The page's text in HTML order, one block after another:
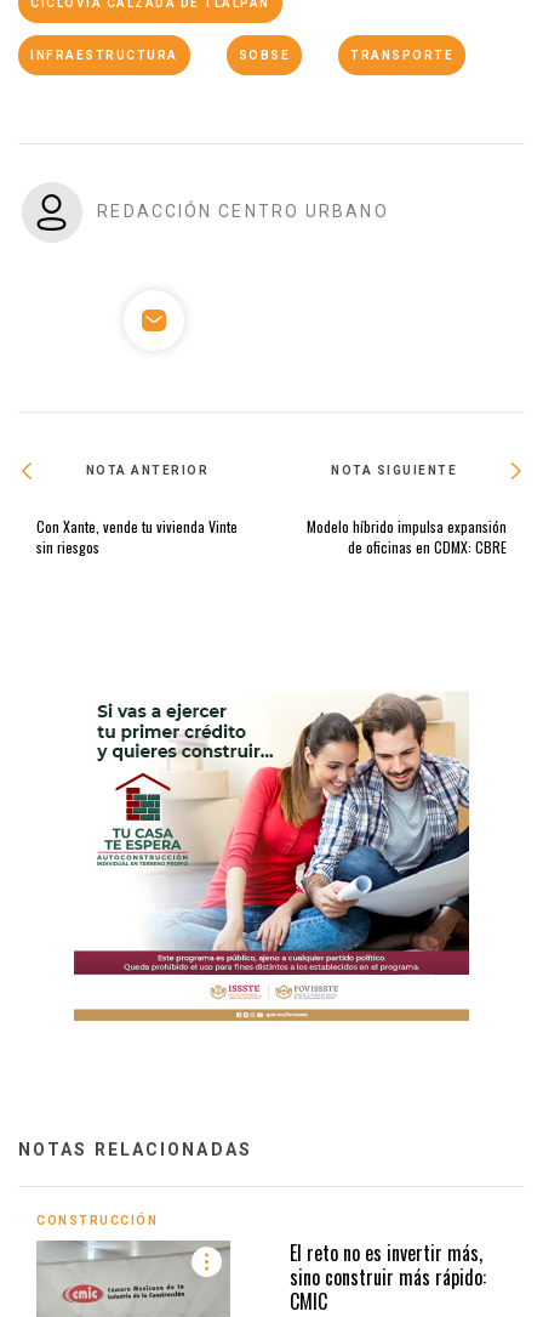
CICLOVÍA CALZADA DE TLALPAN
INFRAESTRUCTURA SOBSE TRANSPORTE
REDACCIÓN CENTRO URBANO
NOTA ANTERIOR
Con Xante, vende tu vivienda Vinte
sin riesgos
NOTA SIGUIENTE
Modelo híbrido impulsa expansión
de oficinas en CDMX: CBRE
NOTAS RELACIONADAS
CONSTRUCCIÓN
El reto no es invertir más,
sino construir más rápido:
CMIC